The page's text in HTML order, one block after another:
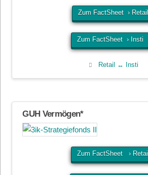
Zum FactSheet › Retail
Zum FactSheet › Insti
Retail ↔ Insti
GUH Vermögen*
Zum FactSheet › Retail